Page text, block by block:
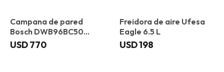
Campana de pared
Bosch DWB96BC50
Plana 90 cm
USD770
Freidora de aire Ufesa
Eagle 6.5 L
USD198